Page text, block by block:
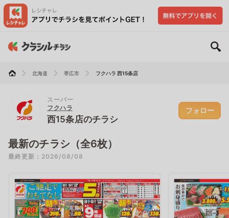
北海道 帯広市 フクハラ 西15条店
スーパー
フクハラ
西15条店のチラシ
フォロー
最新のチラシ（全6枚）
最終更新：2026/08/08